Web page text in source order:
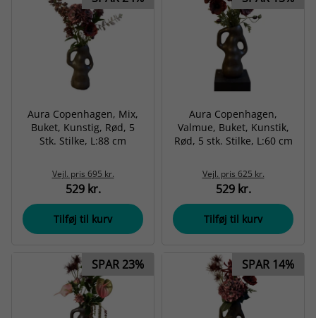
Aura Copenhagen, Mix,
Buket, Kunstig, Rød, 5
Stk. Stilke, L:88 cm
Vejl. pris 695 kr.
529 kr.
Tilføj til kurv
Aura Copenhagen,
Valmue, Buket, Kunstik,
Rød, 5 stk. Stilke, L:60 cm
Vejl. pris 625 kr.
529 kr.
Tilføj til kurv
SPAR 23% SPAR 14%